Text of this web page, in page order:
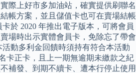
際上好市多加油站，確實提供刷聯名
帳方案，並且儲值卡也可在賣場結帳
於 2020 年推出電子版本，可將會員
場時出示實體會員卡，免除忘了帶會
動多利金回饋時須持有符合本活動
卡正卡，且上一期無逾期未繳款之紀
補發、到期不續卡、遭本行停止使用